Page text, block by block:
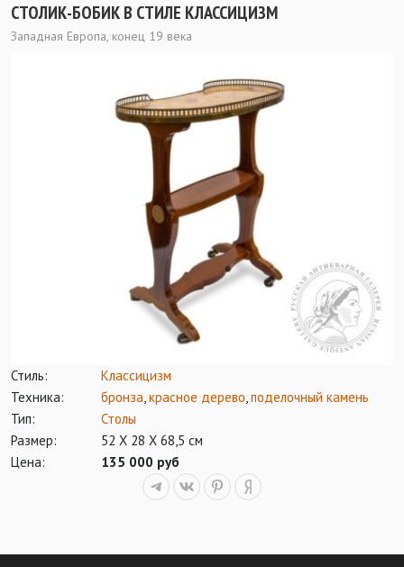
СТОЛИК-БОБИК В СТИЛЕ КЛАССИЦИЗМ
Западная Европа, конец 19 века
Стиль:
Классицизм
Техника:
бронза,красное дерево,поделочный камень
Тип:
Столы
Размер:
52 Х 28 Х 68,5 см
Цена:
135 000 руб